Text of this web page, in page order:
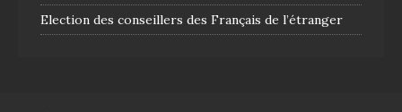
Election des conseillers des Français de l’étranger